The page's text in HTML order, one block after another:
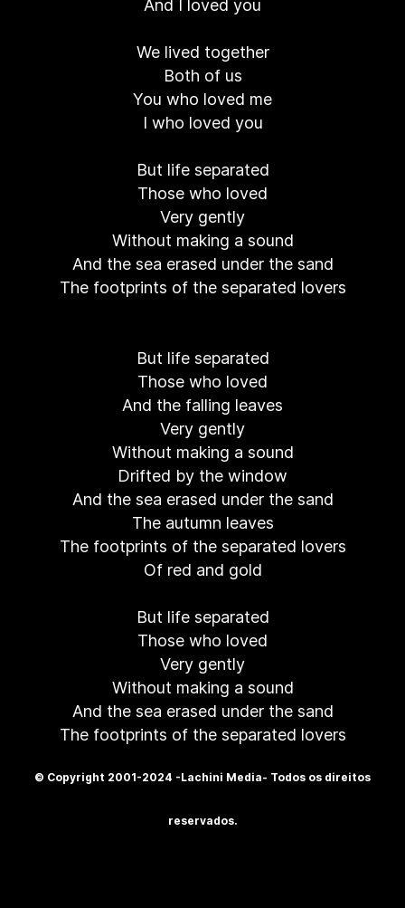
And I loved you
We lived together
Both of us
You who loved me
I who loved you
But life separated
Those who loved
Very gently
Without making a sound
And the sea erased under the sand
The footprints of the separated lovers
But life separated
Those who loved
And the falling leaves
Very gently
Without making a sound
Drifted by the window
And the sea erased under the sand
The autumn leaves
The footprints of the separated lovers
Of red and gold
But life separated
Those who loved
Very gently
Without making a sound
And the sea erased under the sand
The footprints of the separated lovers
© Copyright 2001-2024 -Lachini Media- Todos os direitos
reservados.